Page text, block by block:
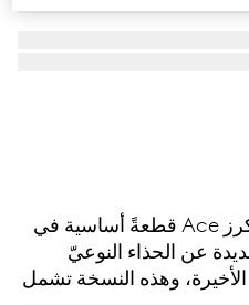
منذ انطلاقته، أصبح حذاء سنيكرز Ace قطعةً أساسية في
عن الحذاء النوعيّ
وهذه النسخة تشمل